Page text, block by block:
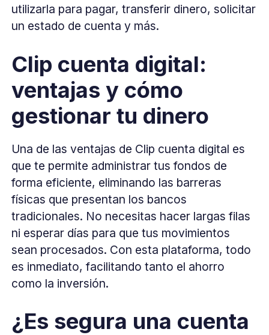
utilizarla para pagar, transferir dinero, solicitar
un estado de cuenta y más.
Clip cuenta digital:
ventajas y cómo
gestionar tu dinero
Una de las ventajas de Clip cuenta digital es
que te permite administrar tus fondos de
forma eficiente, eliminando las barreras
físicas que presentan los bancos
tradicionales. No necesitas hacer largas filas
ni esperar días para que tus movimientos
sean procesados. Con esta plataforma, todo
es inmediato, facilitando tanto el ahorro
como la inversión.
¿Es segura una cuenta